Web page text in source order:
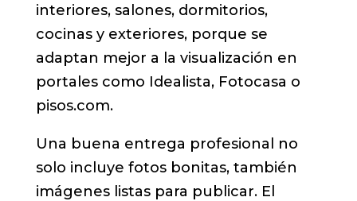
interiores, salones, dormitorios,
cocinas y exteriores, porque se
adaptan mejor a la visualización en
portales como Idealista, Fotocasa o
pisos.com.
Una buena entrega profesional no
solo incluye fotos bonitas, también
imágenes listas para publicar. El